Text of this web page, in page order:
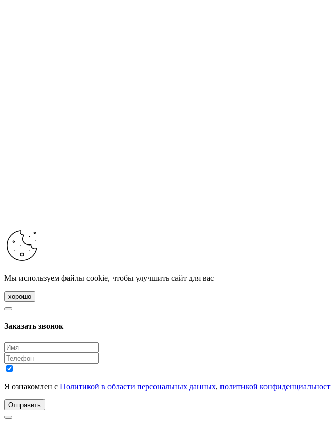
Мы используем файлы cookie, чтобы улучшить сайт для вас
хорошо
Заказать звонок
Я ознакомлен с Политикой в области персональных данных, политикой
Отправить